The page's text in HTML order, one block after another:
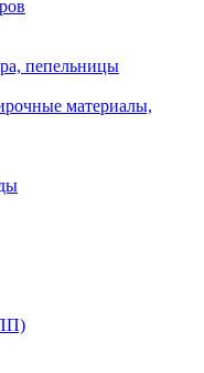
пепельницы
материалы,